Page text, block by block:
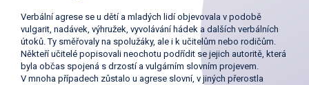
Verbální agrese se u dětí a mladých lidí objevovala v podobě
vulgarit, nadávek, výhružek, vyvolávání hádek a dalších verbálních
útoků. Ty směřovaly na spolužáky, ale i k učitelům nebo rodičům.
Někteří učitelé popisovali neochotu podřídit se jejich autoritě, která
byla občas spojená s drzostí a vulgárním slovním projevem.
V mnoha případech zůstalo u agrese slovní, v jiných přerostla